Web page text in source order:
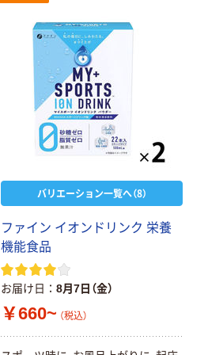
バリエーション一覧へ（8）
ファイン イオンドリンク 栄養
機能食品
お届け日 8月7日（金）
￥660~ （税込）